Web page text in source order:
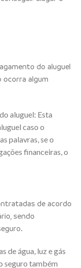
do aluguel
ocorra algum
aluguel: Esta
caso o
palavras, se o
financeiras, o
de acordo
sendo
de água, luz e gás
seguro também